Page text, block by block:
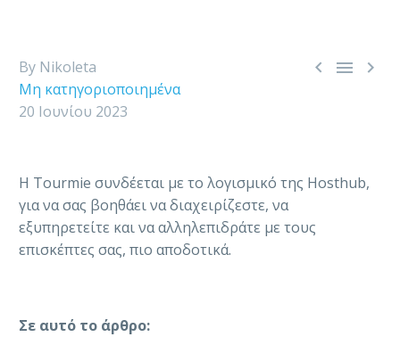
  
By Nikoleta
Μη κατηγοριοποιημένα
20 Ιουνίου 2023
H Tourmie συνδέεται με το λογισμικό της Hosthub,
για να σας βοηθάει να διαχειρίζεστε, να
εξυπηρετείτε και να αλληλεπιδράτε με τους
επισκέπτες σας, πιο αποδοτικά.
Σε αυτό το άρθρο: